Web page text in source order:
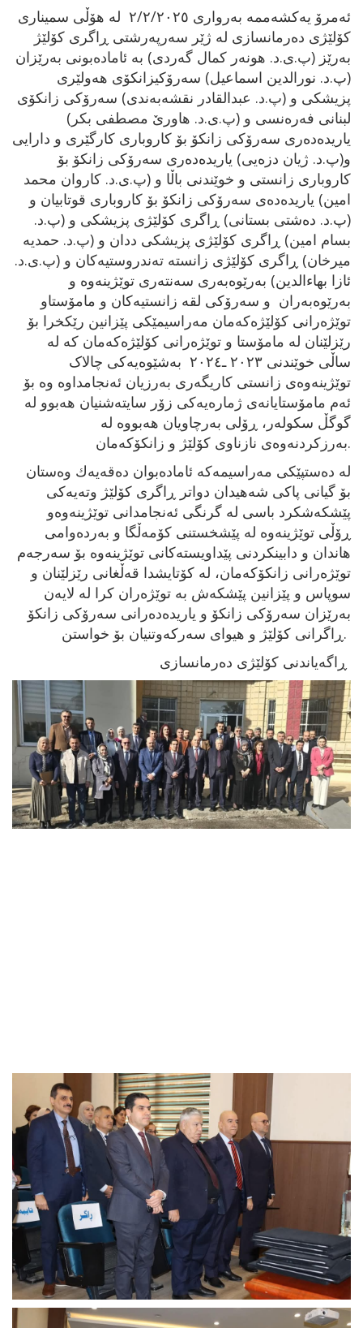
ئەمرۆ یەکشەممە بەرواری ۲/۲/۲٠۲٥ لە هۆڵی سمیناری
کۆلێژی دەرمانسازی لە ژێر سەرپەرشتی ڕاگری کۆلێژ
بەرێز (پ.ی.د. هونەر کمال گەردی) بە ئامادەبونی بەرێزان
(پ.د. نورالدین اسماعیل) سەرۆکیزانکۆی هەولێری
پزیشکی و (پ.د. عبدالقادر نقشەبەندی) سەرۆکی زانکۆی
لبنانی فەرەنسی و (پ.ی.د. هاورێ مصطفی بکر)
یاریدەدەری سەرۆکی زانکۆ بۆ کاروباری کارگێری و دارایی
و(پ.د. ژیان دزەیی) یاریدەدەری سەرۆکی زانکۆ بۆ
کاروباری زانستی و خوێندنی باڵا و (پ.ی.د. کاروان محمد
امین) یاریدەدەی سەرۆکی زانکۆ بۆ کاروباری قوتابیان و
(پ.د. دەشتی بستانی) ڕاگری کۆلێژی پزیشکی و (پ.د.
بسام امین) ڕاگری کۆلێژی پزیشکی ددان و (پ.د. حمدیە
میرخان) ڕاگری کۆلێژی زانستە تەندروستیەکان و (پ.ی.د.
ئازا بهاءالدين) بەرێوەبەری سەنتەری توێژینەوە و
بەرێوەبەران و سەرۆكی لقە زانستیەکان و مامۆستاو
توێژەرانی کۆلێژەکەمان مەراسیمێكی پێزانین رێکخرا بۆ
رێزلێنان لە مامۆستا و توێژەرانی کۆلێژەکەمان کە لە
ساڵی خوێندنی ۲٠۲۳ ـ۲٠۲٤ بەشێوەیەکی چالاک
توێژینەوەی زانستی کاریگەری بەرزیان ئەنجامداوە وە بۆ
ئەم مامۆستایانەی ژمارەیەکی زۆر سایتەشنیان هەبوو لە
گوگڵ سکولەر، ڕۆلی بەرچاویان هەبووە لە
بەرزکردنەوەی نازناوی کۆلێژ و زانکۆکەمان.
لە دەستپێکی مەراسیمەکە ئامادەبوان دەقەیەك وەستان
بۆ گیانی پاکی شەهیدان دواتر ڕاگری کۆلێژ وتەیەکی
پێشکەشکرد باسی لە گرنگی ئەنجامدانی توێژینەوەو
ڕۆڵی توێژینەوە لە پێشخستنی کۆمەڵگا و بەردەوامی
هاندان و دابینکردنی پێداویستەکانی توێژینەوە بۆ سەرجەم
توێژەرانی زانکۆکەمان، لە کۆتایشدا قەڵغانی رێزلێنان و
سوپاس و پێزانین پێشکەش بە توێژەران کرا لە لایەن
بەرێزان سەرۆکی زانکۆ و یاریدەدەرانی سەرۆکی زانکۆ
ڕاگرانی کۆلێژ و هیوای سەرکەوتنیان بۆ خواستن.